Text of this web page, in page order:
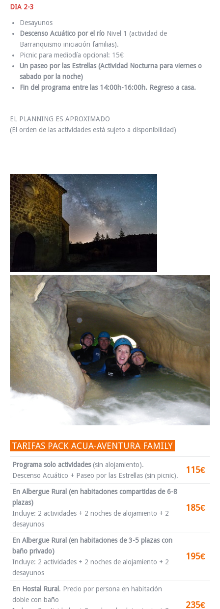
DIA 2-3
Desayunos
Descenso Acuático por el río Nivel 1 (actividad de
Barranquismo iniciación familias).
Picnic para mediodía opcional: 15€
Un paseo por las Estrellas (Actividad Nocturna para viernes o
sabado por la noche)
Fin del programa entre las 14:00h-16:00h. Regreso a casa.
EL PLANNING ES APROXIMADO
(El orden de las actividades está sujeto a disponibilidad)
TARIFAS PACK ACUA-AVENTURA FAMILY
Programa solo actividades(sin alojamiento).
Descenso Acuático + Paseo por las Estrellas (sin picnic).
115€
En Albergue Rural (en habitaciones compartidas de 6-8
plazas)
Incluye: 2 actividades + 2 noches de alojamiento + 2
desayunos
185€
En Albergue Rural (en habitaciones de 3-5 plazas con
baño privado)
Incluye: 2 actividades + 2 noches de alojamiento + 2
desayunos
195€
En Hostal Rural . Precio por persona en habitación
doble con baño
235€